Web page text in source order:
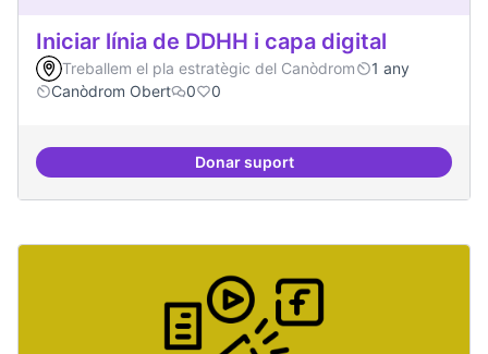
Iniciar línia de DDHH i capa digital
Treballem el pla estratègic del Canòdrom
1 any
Canòdrom Obert
0 0
Donar suportIniciar línia de DDHH i capa